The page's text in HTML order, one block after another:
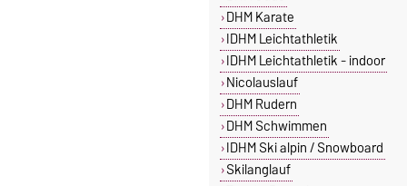
DHM Karate
IDHM Leichtathletik
IDHM Leichtathletik - indoor
Nicolauslauf
DHM Rudern
DHM Schwimmen
IDHM Ski alpin / Snowboard
Skilanglauf